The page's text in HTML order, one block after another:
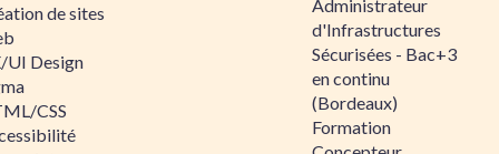
de sites
UI Design
CSS
Administrateur
d'Infrastructures
Sécurisées - Bac+3
en continu
(Bordeaux)
Formation